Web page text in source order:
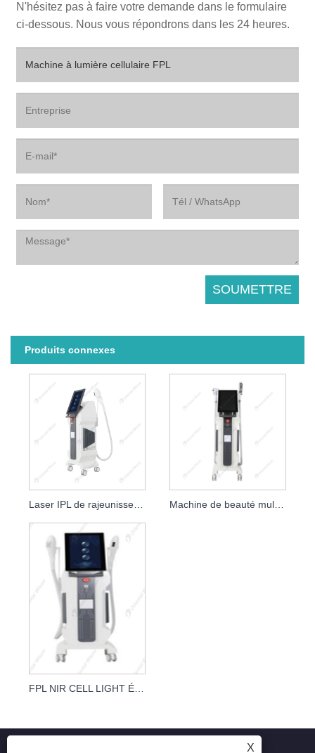
N'hésitez pas à faire votre demande dans le formulaire
ci-dessous. Nous vous répondrons dans les 24 heures.
Produits connexes
Laser IPL de rajeunissement de la peau d'épilation à lumière cellulaire FPL
FPL NIR CELL LIGHT Épilation IPL NIR Cell Light Rajeunissement de la peau Traitement des veines vasculaires Blanchiment de la peau Équipement de beauté au laser cosmétique
X